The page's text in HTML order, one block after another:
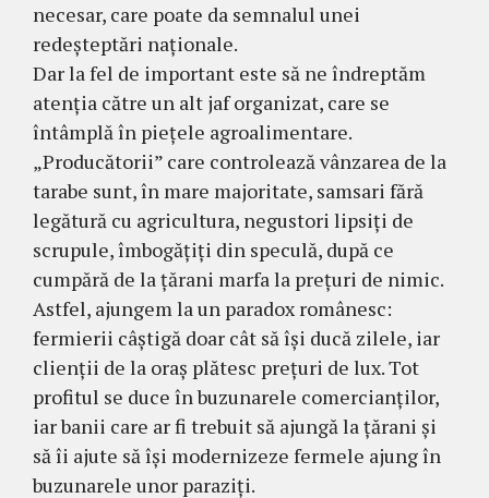
necesar, care poate da semnalul unei
redeșteptări naționale.
Dar la fel de important este să ne îndreptăm
atenția către un alt jaf organizat, care se
întâmplă în piețele agroalimentare.
„Producătorii” care controlează vânzarea de la
tarabe sunt, în mare majoritate, samsari fără
legătură cu agricultura, negustori lipsiți de
scrupule, îmbogățiți din speculă, după ce
cumpără de la țărani marfa la prețuri de nimic.
Astfel, ajungem la un paradox românesc:
fermierii câștigă doar cât să își ducă zilele, iar
clienții de la oraș plătesc prețuri de lux. Tot
profitul se duce în buzunarele comercianților,
iar banii care ar fi trebuit să ajungă la țărani și
să îi ajute să își modernizeze fermele ajung în
buzunarele unor paraziți.